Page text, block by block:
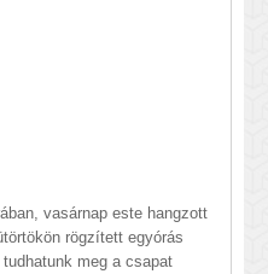
vasárnap este hangzott
rögzített egyórás
meg a csapat